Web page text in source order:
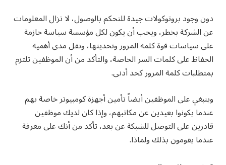
دون وجود بروتوكولات جيدة للتحكم بالوصول، لا تزال المعلومات
عن الشركة بخطر، ويجب أن يكون لكل مؤسسة سياسة حازمة
على سياسات قوة كلمة المرور وتحديثها، ونقل مدى أهمية
الحفاظ على كلمات السر الخاصة، والتأكد من أن الموظفين تلتزم
بمتطلبات كلمة المرور كحد أدنى.
وينبغي على الموظفين أيضاً تأمين أجهزة كومبيوتر خاصة بهم
عندما يكونوا بعيدين عن مكاتبهم، وإذا كان لديك موظفين
قادرين على التوصل للشبكة عن بعد، تأكد من أنك على معرفة
عندما يقومون بذلك ولماذا.